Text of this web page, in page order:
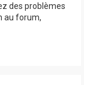
des problèmes
au forum,